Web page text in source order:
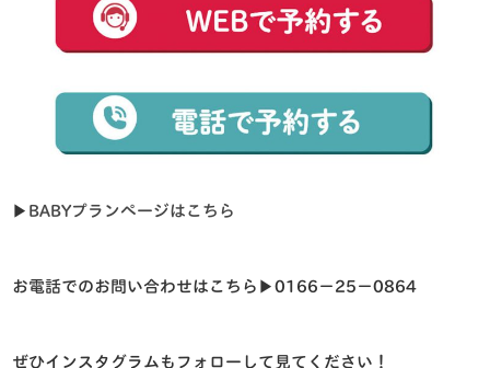
▶︎ BABYプランページはこち ら
お電話でのお問い合わせはこちら▶︎0166−25−0864
ぜひインスタグラムもフォローして見てください！